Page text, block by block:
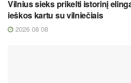
Vilnius sieks prikelti istorinį
ieškos kartu su vilniečiais
2026 08 08